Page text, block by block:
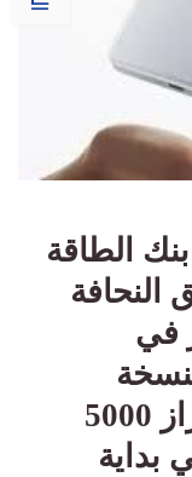
الطاقة
النحافة
في
المطورة والأكبر من طراز 5000
بداية